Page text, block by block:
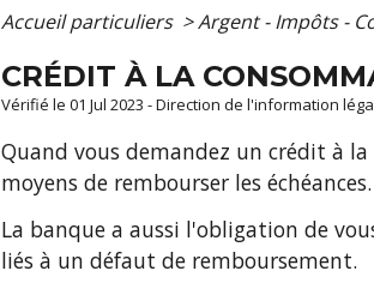
Accueil particuliers >Argent - Impôts -
CRÉDIT À LA
Vérifié le 01 Jul 2023 - Direction de l'information
Quand vous demandez un crédit à
moyens de rembourser les échéances.
La banque a aussi l'obligation de
liés à un défaut de remboursement.